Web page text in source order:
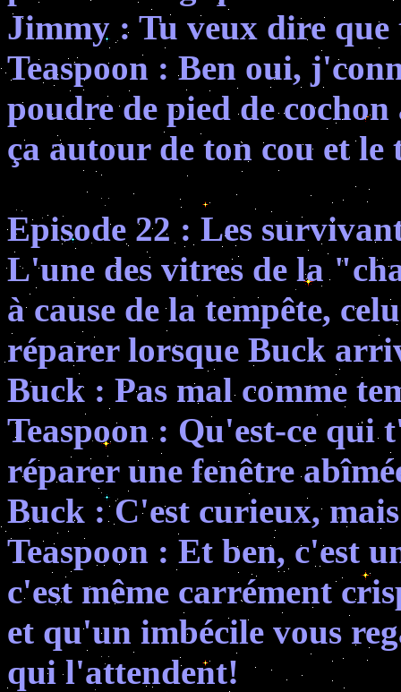
Jimmy : Tu veux dire
Teaspoon : Ben oui,
poudre de pied de
ça autour de ton cou et le
Episode 22 : Les
L'une des vitres de la
à cause de la tempête,
réparer lorsque Buck
Buck : Pas mal comme
Teaspoon : Qu'est-ce
réparer une fenêtre
Buck : C'est curieux,
Teaspoon : Et ben, c'est
c'est même carrément
et qu'un imbécile vous
qui l'attendent!